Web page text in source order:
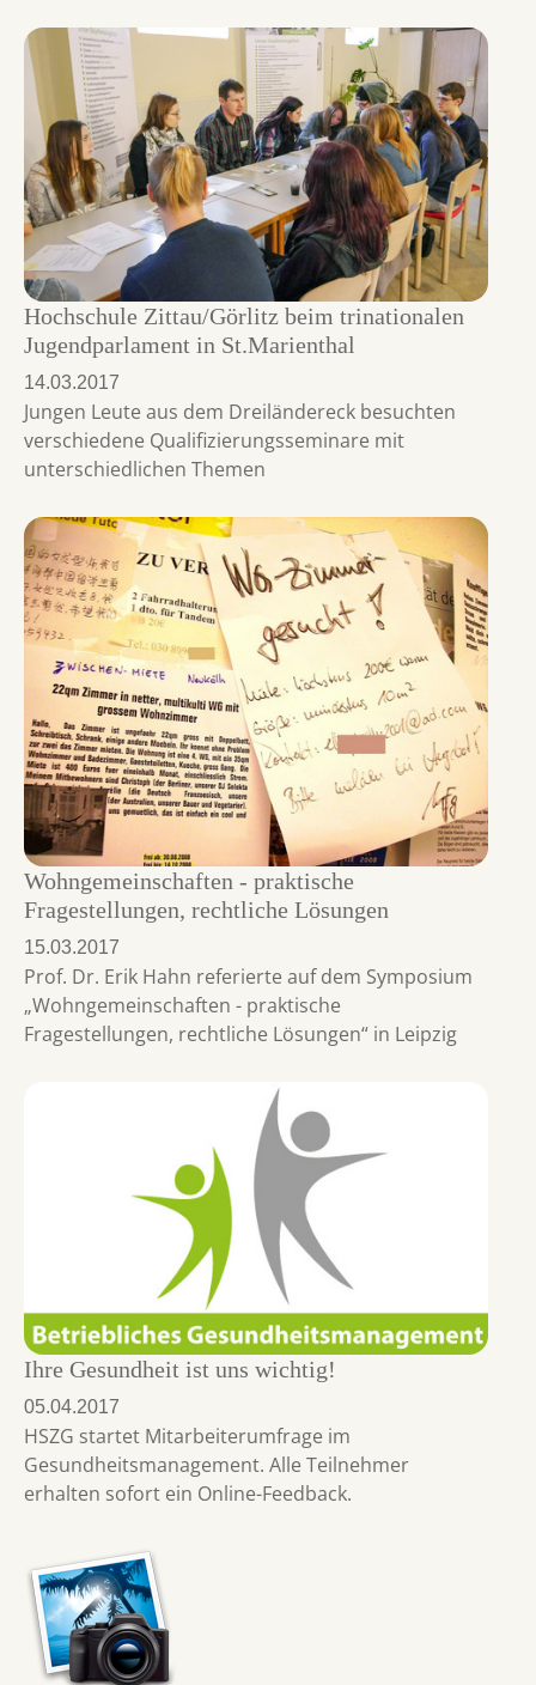
Hochschule Zittau/Görlitz beim trinationalen
Jugendparlament in St.Marienthal
14.03.2017
Jungen Leute aus dem Dreiländereck besuchten
verschiedene Qualifizierungsseminare mit
unterschiedlichen Themen
Wohngemeinschaften - praktische
Fragestellungen, rechtliche Lösungen
15.03.2017
Prof. Dr. Erik Hahn referierte auf dem Symposium
„Wohngemeinschaften - praktische
Fragestellungen, rechtliche Lösungen“ in Leipzig
Ihre Gesundheit ist uns wichtig!
05.04.2017
HSZG startet Mitarbeiterumfrage im
Gesundheitsmanagement. Alle Teilnehmer
erhalten sofort ein Online-Feedback.